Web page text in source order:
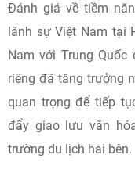
Đánh giá về tiềm
lãnh sự Việt Nam tại
Nam với Trung
riêng đã tăng trưởng
quan trọng để tiếp
đẩy giao lưu văn
trường du lịch hai bên.